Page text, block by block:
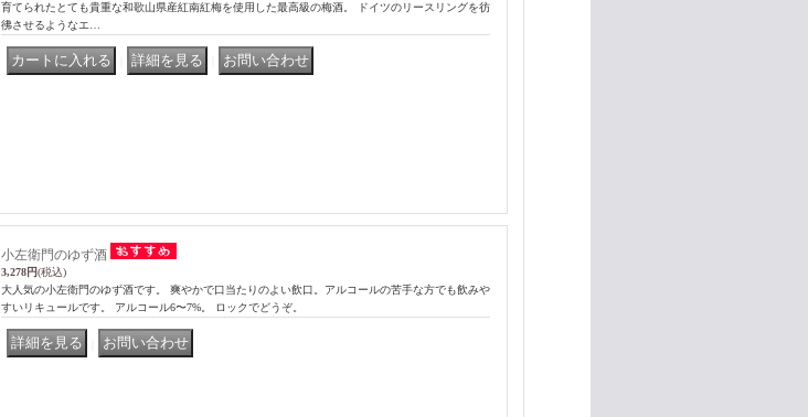
育てられたとても貴重な和歌山県産紅南紅梅を使用した最高級の梅酒。 ドイツのリースリングを彷
彿させるようなエ…
小左衛門のゆず酒
3,278円(税込)
大人気の小左衛門のゆず酒です。 爽やかで口当たりのよい飲口。アルコールの苦手な方でも飲みや
すいリキュールです。 アルコール6〜7%。 ロックでどうぞ。